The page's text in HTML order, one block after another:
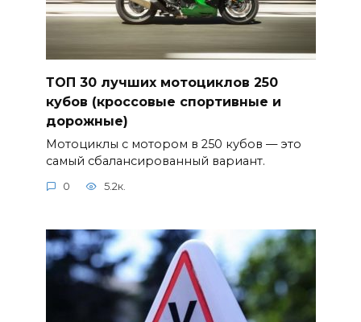
ТОП 30 лучших мотоциклов 250
кубов (кроссовые спортивные и
дорожные)
Мотоциклы с мотором в 250 кубов — это
самый сбалансированный вариант.
0 5.2к.